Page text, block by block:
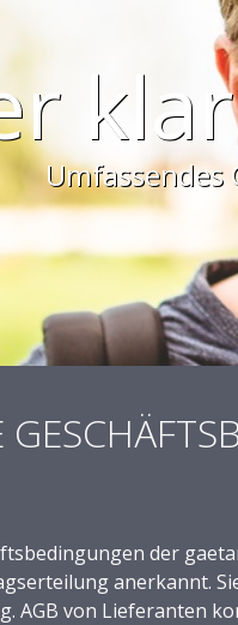
Du
und
der
anerkannt.
AGB von Lieferanten